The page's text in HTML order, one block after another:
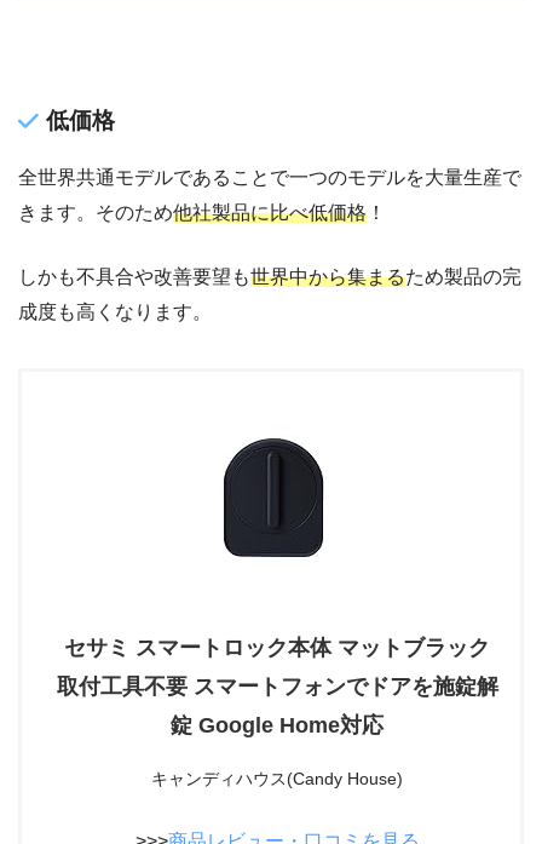
低価格
全世界共通モデルであることで一つのモデルを大量生産で
きます。そのため他社製品に比べ低価格 ！
しかも不具合や改善要望も世界中から集まるため製品の完
成度も高くなります。
セサミ スマートロック本体 マットブラック
取付工具不要 スマートフォンでドアを施錠解
錠 Google Home対応
キャンディハウス(Candy House)